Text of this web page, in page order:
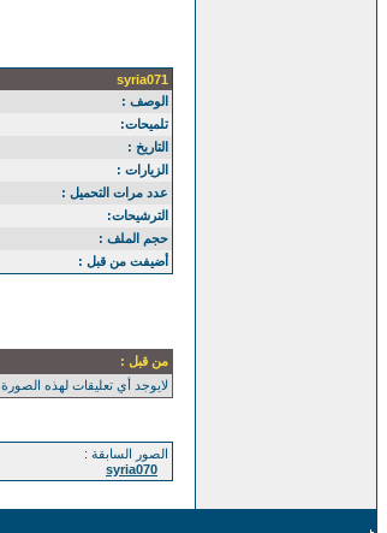
syria071
الوصف :
تلميحات:
التاريخ :
الزيارات :
عدد مرات التحميل :
الترشيحات:
حجم الملف :
أضيفت من قبل :
من قبل :
لايوجد أي تعليقات لهذه الصورة
الصور السابقة :
syria070